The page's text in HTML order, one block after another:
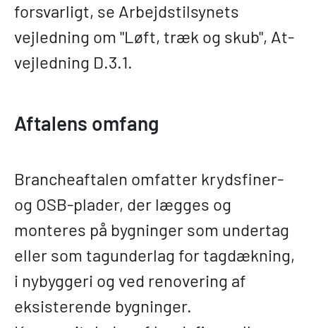
forsvarligt, se Arbejdstilsynets
vejledning om "Løft, træk og skub", At-
vejledning D.3.1.
Aftalens omfang
Brancheaftalen omfatter krydsfiner-
og OSB-plader, der lægges og
monteres på bygninger som undertag
eller som tagunderlag for tagdækning,
i nybyggeri og ved renovering af
eksisterende bygninger.